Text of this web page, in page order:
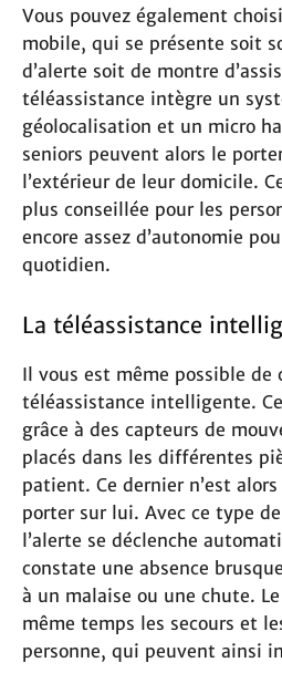
Vous pouvez également
mobile, qui se présente soit
d’alerte soit de montre
téléassistance intègre un
géolocalisation et un micro
seniors peuvent alors le
l’extérieur de leur domicile.
plus conseillée pour les
encore assez d’autonomie
quotidien.
La téléassistance
Il vous est même possible de
téléassistance intelligente.
grâce à des capteurs de
placés dans les différentes
patient. Ce dernier n’est
porter sur lui. Avec ce type
l’alerte se déclenche
constate une absence
à un malaise ou une chute.
même temps les secours et
personne, qui peuvent ainsi